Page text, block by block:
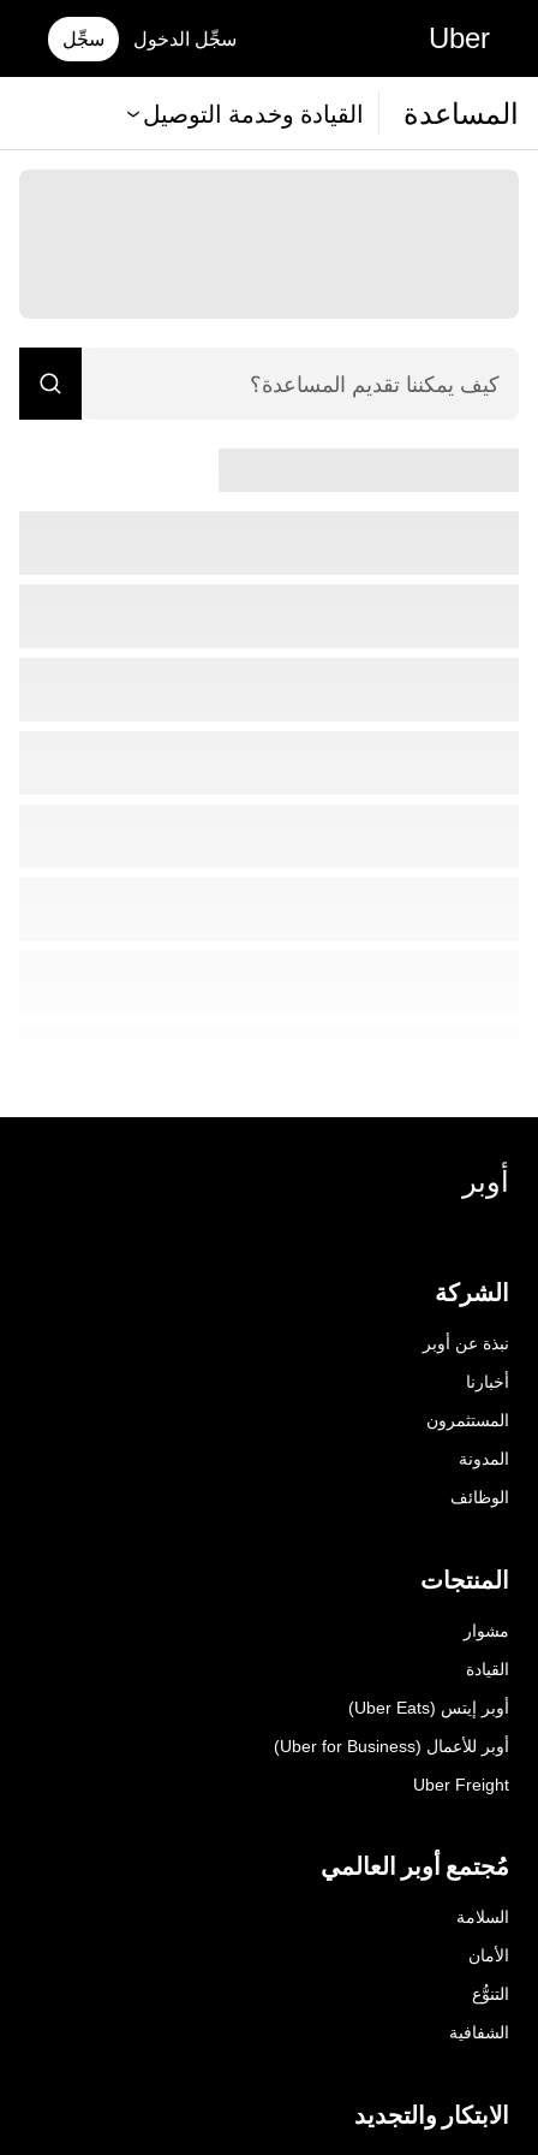
Uber سجِّل الدخول سجِّل
المساعدة القيادة وخدمة التوصيل
أوبر
الشركة
نبذة عن أوبر
أخبارنا
المستثمرون
المدونة
الوظائف
المنتجات
مشوار
القيادة
أوبر إيتس (Uber Eats)
أوبر للأعمال (Uber for Business)
Uber Freight
مُجتمع أوبر العالمي
السلامة
الأمان
التنوُّع
الشفافية
الابتكار والتجديد